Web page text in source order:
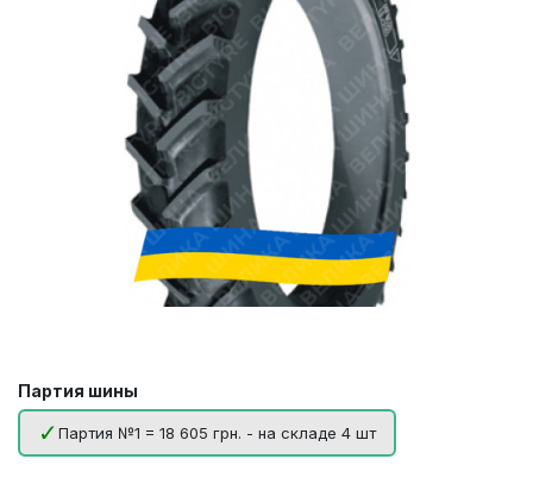
Партия шины
Партия №1 = 18 605 грн. - на складе 4 шт